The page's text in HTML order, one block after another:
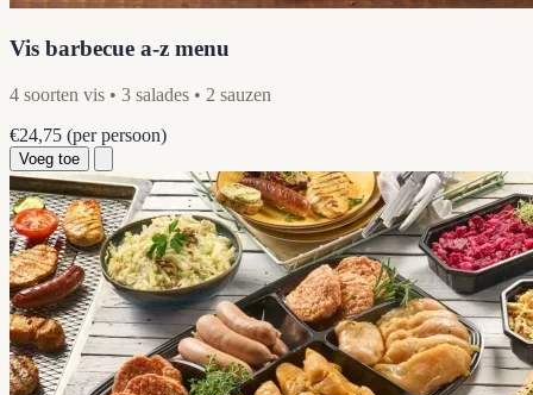
Vis barbecue a-z menu
4 soorten vis • 3 salades • 2 sauzen
€24,75 (per persoon)
Voeg toe